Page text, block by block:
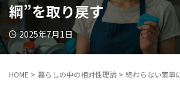
綱”を取り戻す
2025年7月1日
HOME > 暮らしの中の相対性理論 > 終わらない家事